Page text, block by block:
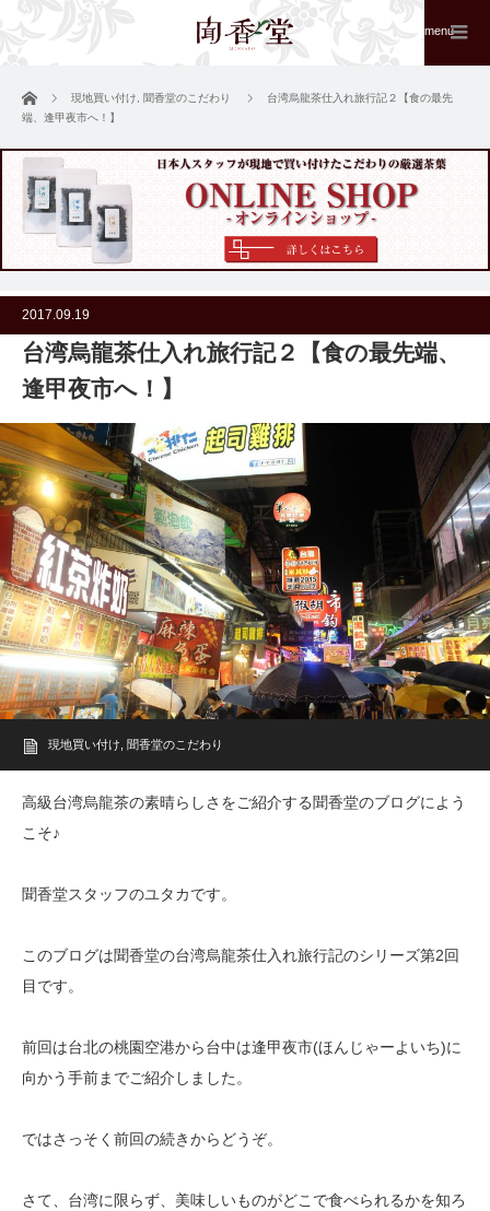
menu
ホーム 現地買い付け 聞香堂のこだわり
台湾烏龍茶仕入れ旅行記２【食の最先
端、逢甲夜市へ！】
2017.09.19
台湾烏龍茶仕入れ旅行記２【食の最先端、
逢甲夜市へ！】
現地買い付け, 聞香堂のこだわり
高級台湾烏龍茶の素晴らしさをご紹介する聞香堂のブログによう
こそ♪
聞香堂スタッフのユタカです。
このブログは聞香堂の台湾烏龍茶仕入れ旅行記のシリーズ第2回
目です。
前回は台北の桃園空港から台中は逢甲夜市(ほんじゃーよいち)に
向かう手前までご紹介しました。
ではさっそく前回の続きからどうぞ。
さて、台湾に限らず、美味しいものがどこで食べられるかを知ろ